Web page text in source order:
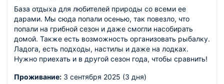
База отдыха для любителей природы со всеми ее
дарами. Мы сюда попали осенью, так повезло, что
попали на грибной сезон и даже смогли насобирать
домой. Также есть возможность организовать рыбалку.
Ладога, есть подходы, настилы и даже на лодках.
Нужно приехать и в другой сезон года, чтобы сравнить!
Проживание: 3 сентября 2025 (3 дня)